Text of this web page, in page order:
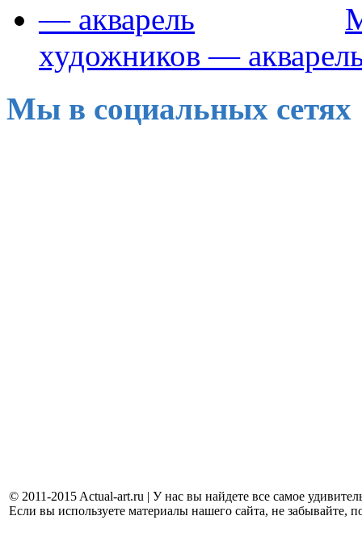
художников —
Мы в социальных сетях
© 2011-2015 Actual-art.ru | У нас вы найдете все самое
Если вы используете материалы нашего сайта, не забывайте,